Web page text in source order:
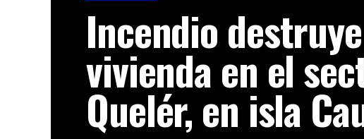
Incendio destruye
vivienda en el
Quelér, en isla